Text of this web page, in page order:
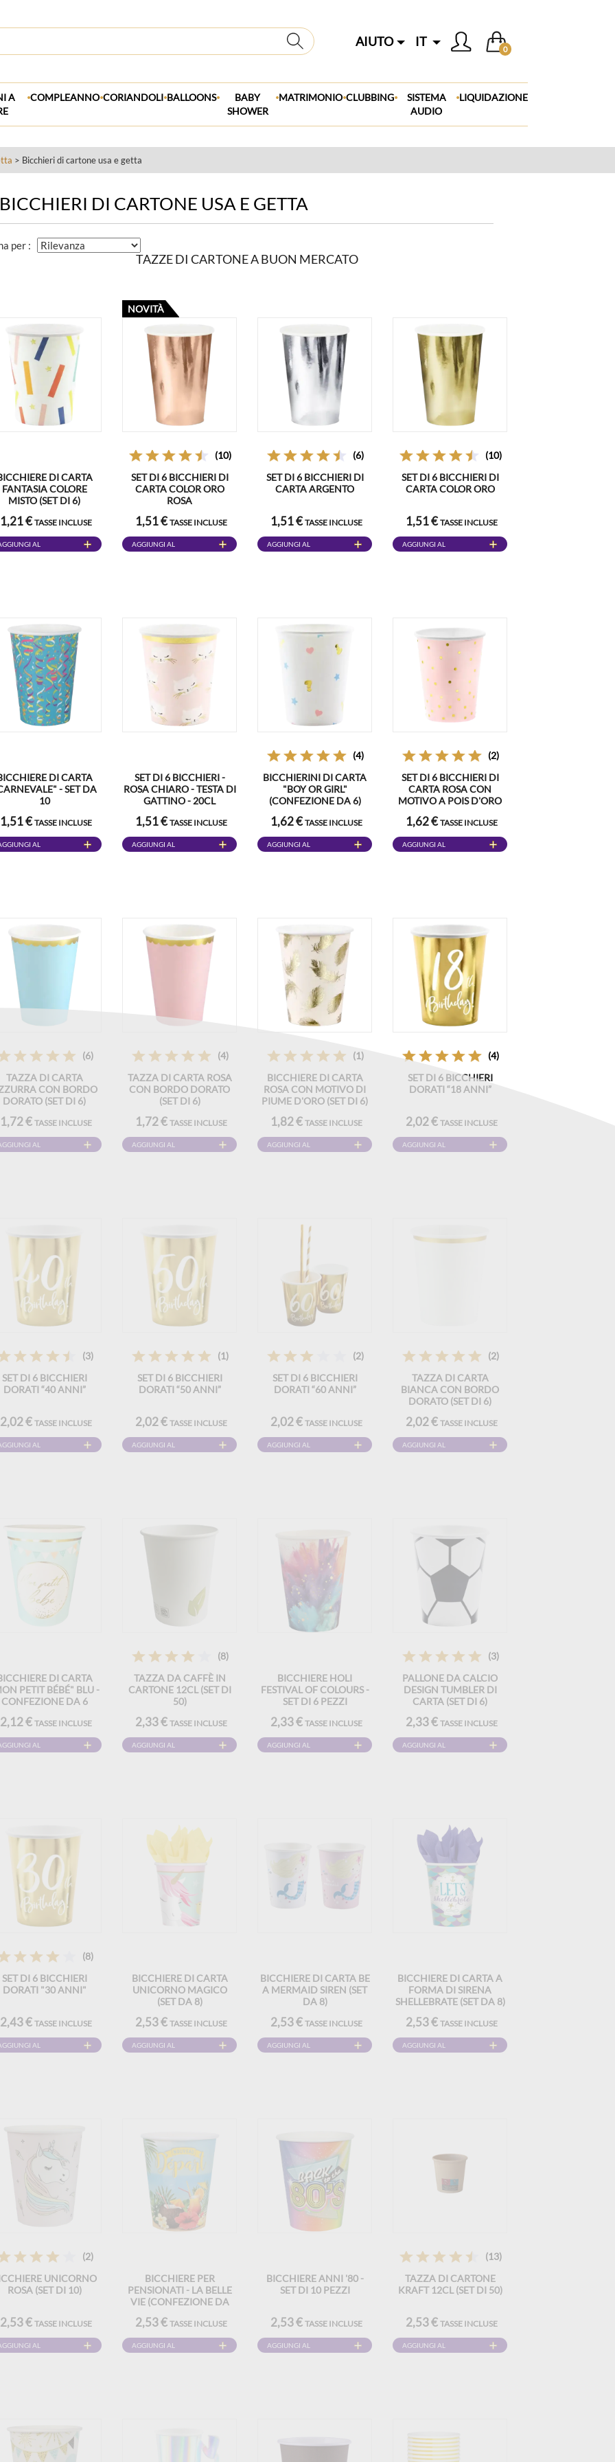
AIUTO IT
0
A
.COMPLEANNO.CORIANDOLI.BALLOONS.
BABY
SHOWER
.MATRIMONIO.CLUBBING.
SISTEMA
AUDIO
.LIQUIDAZIONE
> Bicchieri di cartone usa e getta
BICCHIERI DI CARTONE USA E GETTA
per :
TAZZE DI CARTONE A BUON MERCATO
DI CARTA
FANTASIA COLORE
MISTO (SET DI 6)
1,21 €TASSE INCLUSE
AL
NOVITÀ
(10)
SET DI 6 BICCHIERI DI
CARTA COLOR ORO
ROSA
1,51 €TASSE INCLUSE
AGGIUNGI AL
(6)
SET DI 6 BICCHIERI DI
CARTA ARGENTO
1,51 €TASSE INCLUSE
AGGIUNGI AL
(10)
SET DI 6 BICCHIERI DI
CARTA COLOR ORO
1,51 €TASSE INCLUSE
AGGIUNGI AL
DI CARTA
- SET DA
10
1,51 €TASSE INCLUSE
AL
SET DI 6 BICCHIERI -
ROSA CHIARO - TESTA DI
GATTINO - 20CL
1,51 €TASSE INCLUSE
AGGIUNGI AL
(4)
BICCHIERINI DI CARTA
"BOY OR GIRL"
(CONFEZIONE DA 6)
1,62 €TASSE INCLUSE
AGGIUNGI AL
(2)
SET DI 6 BICCHIERI DI
CARTA ROSA CON
MOTIVO A POIS D'ORO
1,62 €TASSE INCLUSE
AGGIUNGI AL
(6)
TAZZA DI CARTA
CON BORDO
DORATO (SET DI 6)
1,72 €TASSE INCLUSE
AL
(4)
TAZZA DI CARTA ROSA
CON BORDO DORATO
(SET DI 6)
1,72 €TASSE INCLUSE
AGGIUNGI AL
(1)
BICCHIERE DI CARTA
ROSA CON MOTIVO DI
PIUME D'ORO (SET DI 6)
1,82 €TASSE INCLUSE
AGGIUNGI AL
(4)
SET DI 6 BICCHIERI
DORATI “18 ANNI”
2,02 €TASSE INCLUSE
AGGIUNGI AL
(3)
SET DI 6 BICCHIERI
DORATI “40 ANNI”
2,02 €TASSE INCLUSE
AL
(1)
SET DI 6 BICCHIERI
DORATI “50 ANNI”
2,02 €TASSE INCLUSE
AGGIUNGI AL
(2)
SET DI 6 BICCHIERI
DORATI “60 ANNI”
2,02 €TASSE INCLUSE
AGGIUNGI AL
(2)
TAZZA DI CARTA
BIANCA CON BORDO
DORATO (SET DI 6)
2,02 €TASSE INCLUSE
AGGIUNGI AL
DI CARTA
PETIT BÉBÉ" BLU -
CONFEZIONE DA 6
2,12 €TASSE INCLUSE
AL
(8)
TAZZA DA CAFFÈ IN
CARTONE 12CL (SET DI
50)
2,33 €TASSE INCLUSE
AGGIUNGI AL
BICCHIERE HOLI
FESTIVAL OF COLOURS -
SET DI 6 PEZZI
2,33 €TASSE INCLUSE
AGGIUNGI AL
(3)
PALLONE DA CALCIO
DESIGN TUMBLER DI
CARTA (SET DI 6)
2,33 €TASSE INCLUSE
AGGIUNGI AL
(8)
SET DI 6 BICCHIERI
DORATI "30 ANNI"
2,43 €TASSE INCLUSE
AL
BICCHIERE DI CARTA
UNICORNO MAGICO
(SET DA 8)
2,53 €TASSE INCLUSE
AGGIUNGI AL
BICCHIERE DI CARTA BE
A MERMAID SIREN (SET
DA 8)
2,53 €TASSE INCLUSE
AGGIUNGI AL
BICCHIERE DI CARTA A
FORMA DI SIRENA
SHELLEBRATE (SET DA 8)
2,53 €TASSE INCLUSE
AGGIUNGI AL
(2)
UNICORNO
ROSA (SET DI 10)
2,53 €TASSE INCLUSE
AL
BICCHIERE PER
PENSIONATI - LA BELLE
VIE (CONFEZIONE DA
2,53 €TASSE INCLUSE
AGGIUNGI AL
BICCHIERE ANNI '80 -
SET DI 10 PEZZI
2,53 €TASSE INCLUSE
AGGIUNGI AL
(13)
TAZZA DI CARTONE
KRAFT 12CL (SET DI 50)
2,53 €TASSE INCLUSE
AGGIUNGI AL